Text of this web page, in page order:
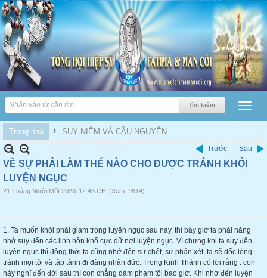
Trang nhà › SUY NIỆM VÀ CẦU NGUYỆN
Trước Sau
VỀ SỰ PHẢI LÀM THẾ NÀO CHO ĐƯỢC TRÁNH KHỎI
LUYỆN NGỤC
21 Tháng Mười Một 2023 12:43 CH (Xem: 9814)
1. Ta muốn khỏi phải giam trong luyện ngục sau này, thì bây giờ ta phải năng
nhớ suy đến các linh hồn khổ cực dữ nơi luyện ngục. Vì chưng khi ta suy đến
luyện ngục thì đông thời ta cũng nhớ đến sự chết, sự phán xét, ta sẽ dốc lòng
tránh mọi tội và tập tành đi đàng nhân đức. Trong Kinh Thánh có lời rằng : con
hãy nghĩ đến đời sau thì con chẳng dám phạm tội bao giờ. Khi nhớ đến luyện